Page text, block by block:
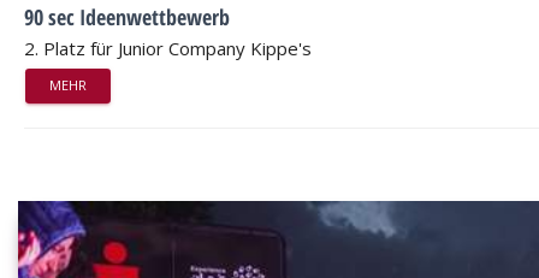
90 sec Ideenwettbewerb
2. Platz für Junior Company Kippe's
MEHR